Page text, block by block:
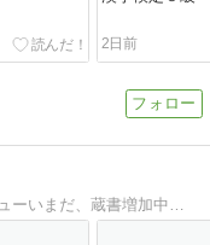
2日前
ーいまだ、蔵書増加中…